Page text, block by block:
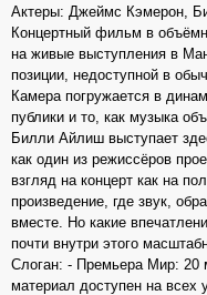
Актеры: Джеймс Кэмерон,
Концертный фильм в
на живые выступления в
позиции, недоступной в
Камера погружается в
публики и то, как музыка
Билли Айлиш выступает
как один из режиссёров
взгляд на концерт как на
произведение, где звук,
вместе. Но какие
почти внутри этого
Слоган: - Премьера Мир: 20
материал доступен на всех